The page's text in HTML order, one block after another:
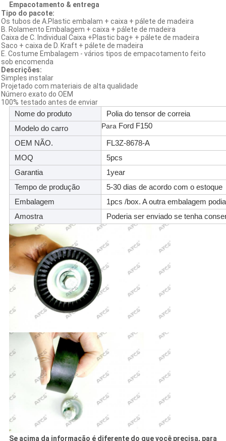
Empacotamento & entrega
Tipo do pacote:
Os tubos de A.Plastic embalam + caixa + pálete de madeira
B. Rolamento Embalagem + caixa + pálete de madeira
Caixa de C. Individual Caixa +Plastic bag+ + pálete de madeira
Saco + caixa de D. Kraft + pálete de madeira
E. Costume Embalagem - vários tipos de empacotamento feito
sob encomenda
Descrições:
Simples instalar
Projetado com materiais de alta qualidade
Número exato do OEM
100% testado antes de enviar
Nome do produto
Polia do tensor de correia
Modelo do carro
ParaFord F150
OEM NÃO.
FL3Z-8678-A
MOQ
5pcs
Garantia
1year
Tempo de produção
5-30 dias de acordo com o estoque
Embalagem
1pcs /box. A outra embalagem
Amostra
Poderia ser enviado se tenha
Se acima da informação é diferente do que você precisa, para